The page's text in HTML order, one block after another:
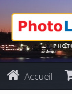
Accueil